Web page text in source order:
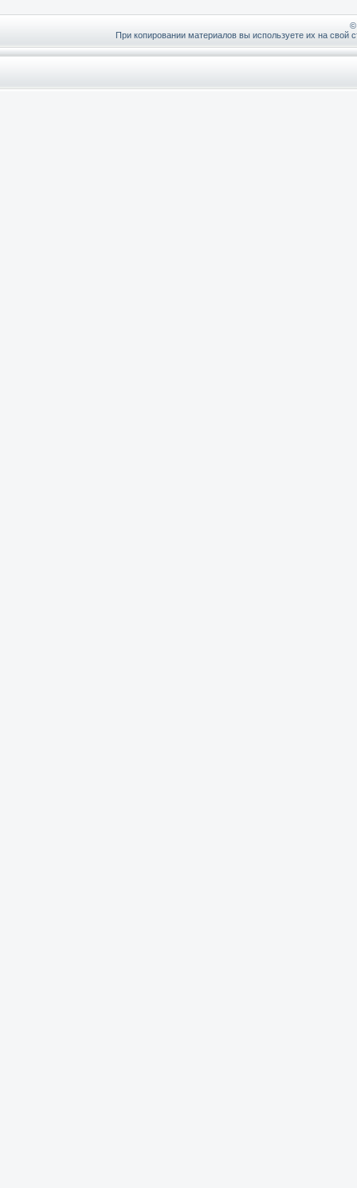
©
При копировании материалов вы используете их на свой